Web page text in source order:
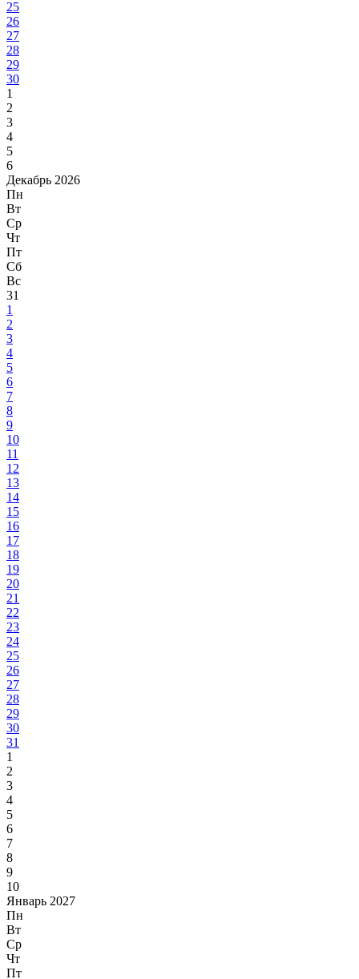
25
26
27
28
29
30
1
2
3
4
5
6
Декабрь 2026
Пн
Вт
Ср
Чт
Пт
Сб
Вс
31
1
2
3
4
5
6
7
8
9
10
11
12
13
14
15
16
17
18
19
20
21
22
23
24
25
26
27
28
29
30
31
1
2
3
4
5
6
7
8
9
10
Январь 2027
Пн
Вт
Ср
Чт
Пт